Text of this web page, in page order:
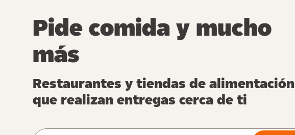
Pide comida y mucho
más
Restaurantes y tiendas de alimentación
que realizan entregas cerca de ti